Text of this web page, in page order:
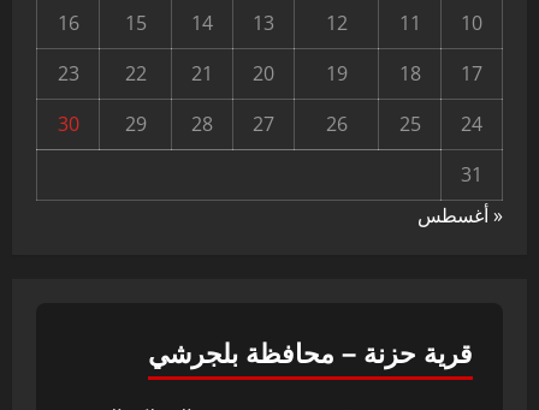
10
11
12
13
14
15
16
17
18
19
20
21
22
23
24
25
26
27
28
29
30
31
« أغسطس
قرية حزنة – محافظة بلجرشي